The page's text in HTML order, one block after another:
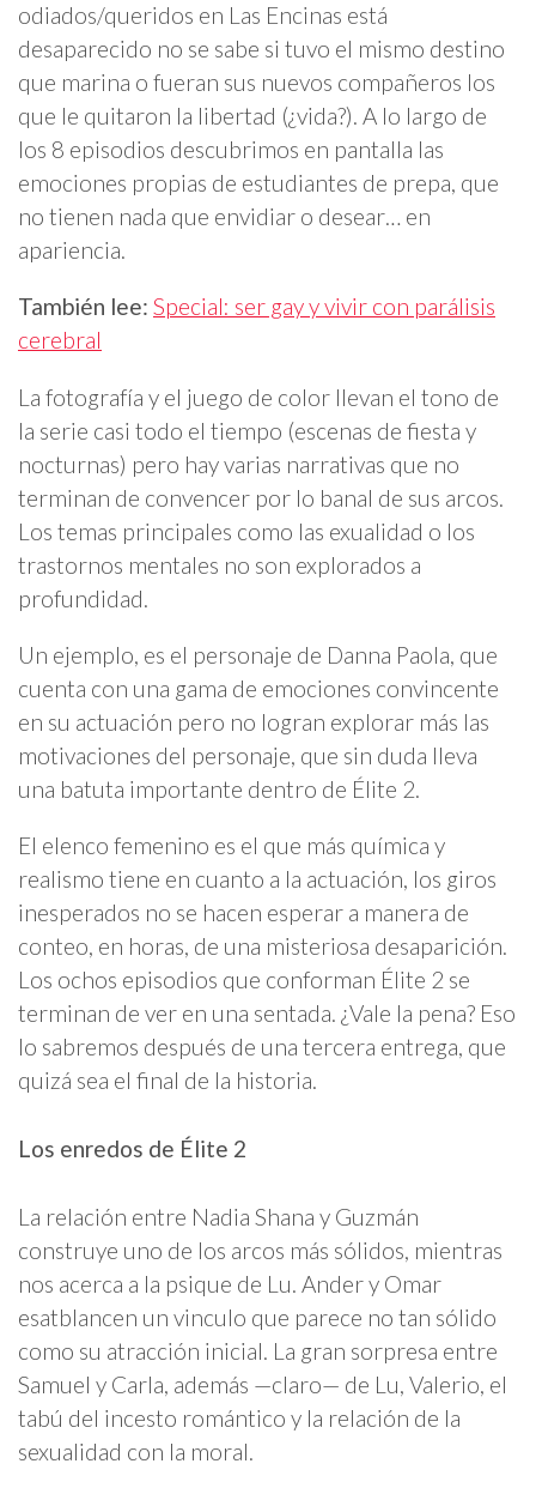
odiados/queridos en Las Encinas está
desaparecido no se sabe si tuvo el mismo destino
que marina o fueran sus nuevos compañeros los
que le quitaron la libertad (¿vida?). A lo largo de
los 8 episodios descubrimos en pantalla las
emociones propias de estudiantes de prepa, que
no tienen nada que envidiar o desear… en
apariencia.
También lee: Special: ser gay y vivir con parálisis
cerebral
La fotografía y el juego de color llevan el tono de
la serie casi todo el tiempo (escenas de fiesta y
nocturnas) pero hay varias narrativas que no
terminan de convencer por lo banal de sus arcos.
Los temas principales como las exualidad o los
trastornos mentales no son explorados a
profundidad.
Un ejemplo, es el personaje de Danna Paola, que
cuenta con una gama de emociones convincente
en su actuación pero no logran explorar más las
motivaciones del personaje, que sin duda lleva
una batuta importante dentro de Élite 2.
El elenco femenino es el que más química y
realismo tiene en cuanto a la actuación, los giros
inesperados no se hacen esperar a manera de
conteo, en horas, de una misteriosa desaparición.
Los ochos episodios que conforman Élite 2 se
terminan de ver en una sentada. ¿Vale la pena? Eso
lo sabremos después de una tercera entrega, que
quizá sea el final de la historia.
Los enredos de Élite 2
La relación entre Nadia Shana y Guzmán
construye uno de los arcos más sólidos, mientras
nos acerca a la psique de Lu. Ander y Omar
esatblancen un vinculo que parece no tan sólido
como su atracción inicial. La gran sorpresa entre
Samuel y Carla, además —claro— de Lu, Valerio, el
tabú del incesto romántico y la relación de la
sexualidad con la moral.